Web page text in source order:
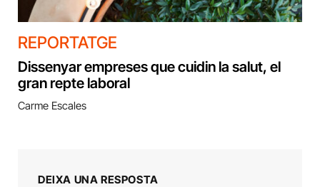
REPORTATGE
Dissenyar empreses que cuidin la salut, el
gran repte laboral
Carme Escales
DEIXA UNA RESPOSTA